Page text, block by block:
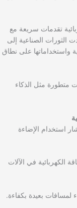
تقدمات سريعة مع
الثورات الصناعية إلى
واستخداماتها على نطاق
متطورة مثل الذكاء
استخدام الإضاءة
الكهربائية في الآلات
لمسافات بعيدة بكفاءة.